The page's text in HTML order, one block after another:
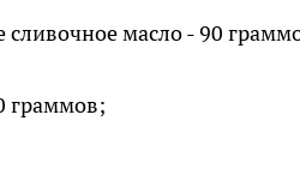
сливочное масло - 90
граммов;